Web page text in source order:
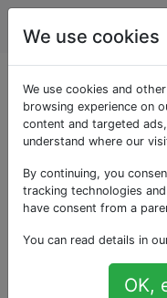
«ram»
La memoria ad
archiviazione dati
attualmente in uso.
Come
We use cookies
We use cookies and
browsing experience on
content and targeted
understand where our
By continuing, you
tracking technologies
have consent from a
You can read details in
OK,